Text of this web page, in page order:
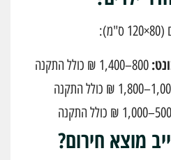
מוצא חירום?